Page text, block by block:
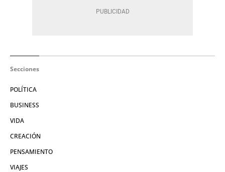
Secciones
POLÍTICA
BUSINESS
VIDA
CREACIÓN
PENSAMIENTO
VIAJES